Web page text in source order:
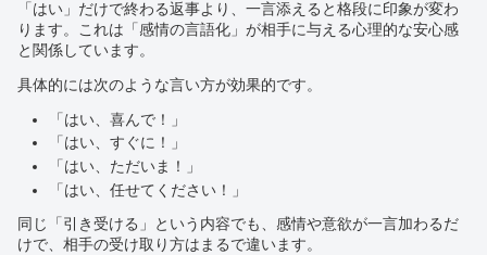
「はい」だけで終わる返事より、一言添えると格段に印象が変わ
ります。これは「感情の言語化」が相手に与える心理的な安心感
と関係しています。
具体的には次のような言い方が効果的です。
「はい、喜んで！」
「はい、すぐに！」
「はい、ただいま！」
「はい、任せてください！」
同じ「引き受ける」という内容でも、感情や意欲が一言加わるだ
けで、相手の受け取り方はまるで違います。